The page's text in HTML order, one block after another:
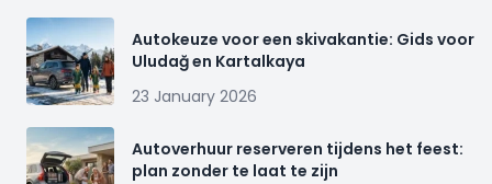
Autokeuze voor een skivakantie: Gids voor
Uludağ en Kartalkaya
23 January 2026
Autoverhuur reserveren tijdens het feest:
plan zonder te laat te zijn